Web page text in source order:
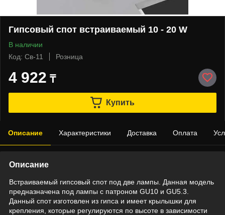
Гипсовый спот встраиваемый 10 - 20 W
В наличии
Код: Св-11
Розница
4 922 ₸
Купить
Описание Характеристики Доставка Оплата
Описание
Встраиваемый гипсовый спот под две лампы. Данная модель
предназначена под лампы с патроном GU10 и GU5.3.
Данный спот изготовлен из гипса и имеет крылышки для
крепления, которые регулируются по высоте в зависимости